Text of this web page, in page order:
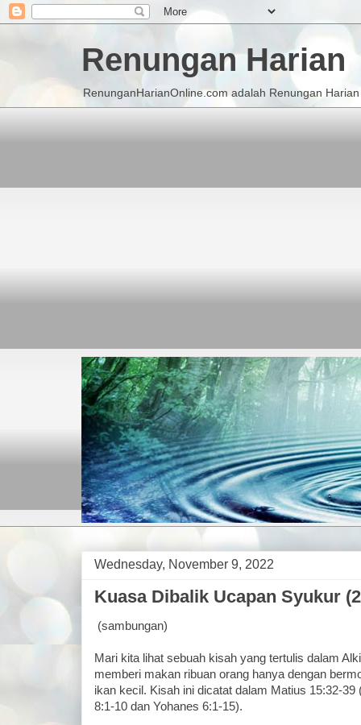
Renungan Harian
RenunganHarianOnline.com adalah Renungan
Wednesday, November 9, 2022
Kuasa Dibalik Ucapan Syukur
(sambungan)
Mari kita lihat sebuah kisah yang tertulis dalam
memberi makan ribuan orang hanya dengan
ikan kecil. Kisah ini dicatat dalam Matius 15:32-
8:1-10 dan Yohanes 6:1-15).